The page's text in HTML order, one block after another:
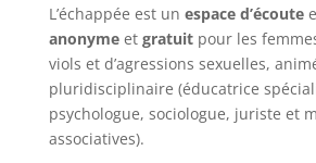
L’échappée est un espace d’écoute
anonymeet gratuitpour les
viols et d’agressions sexuelles,
pluridisciplinaire (éducatrice
psychologue, sociologue, juriste et
associatives).